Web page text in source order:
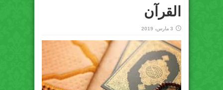
القرآن
3 مارس، 2019